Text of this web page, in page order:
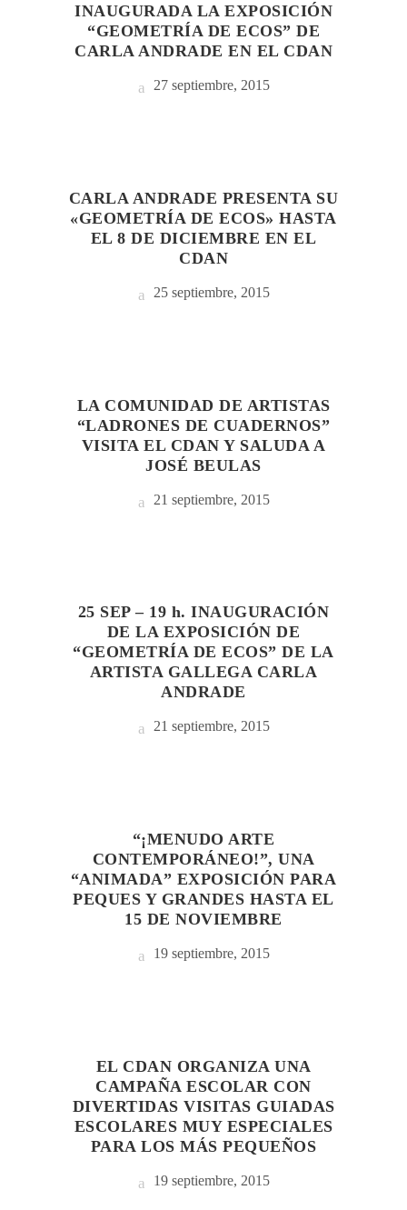
INAUGURADA LA EXPOSICIÓN
“GEOMETRÍA DE ECOS” DE
CARLA ANDRADE EN EL CDAN
27 septiembre, 2015
CARLA ANDRADE PRESENTA SU
«GEOMETRÍA DE ECOS» HASTA
EL 8 DE DICIEMBRE EN EL
CDAN
25 septiembre, 2015
LA COMUNIDAD DE ARTISTAS
“LADRONES DE CUADERNOS”
VISITA EL CDAN Y SALUDA A
JOSÉ BEULAS
21 septiembre, 2015
25 SEP – 19 h. INAUGURACIÓN
DE LA EXPOSICIÓN DE
“GEOMETRÍA DE ECOS” DE LA
ARTISTA GALLEGA CARLA
ANDRADE
21 septiembre, 2015
“¡MENUDO ARTE
CONTEMPORÁNEO!”, UNA
“ANIMADA” EXPOSICIÓN PARA
PEQUES Y GRANDES HASTA EL
15 DE NOVIEMBRE
19 septiembre, 2015
EL CDAN ORGANIZA UNA
CAMPAÑA ESCOLAR CON
DIVERTIDAS VISITAS GUIADAS
ESCOLARES MUY ESPECIALES
PARA LOS MÁS PEQUEÑOS
19 septiembre, 2015